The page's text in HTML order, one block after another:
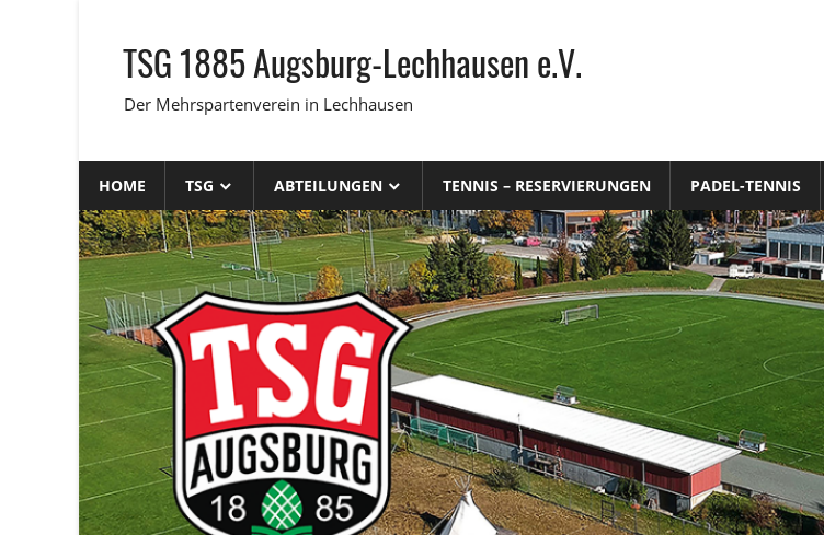
springenTSG 1885 Augsburg-Lechhausen e.V.
Der Mehrspartenverein in Lechhausen
HOME TSG ABTEILUNGEN TENNIS – RESERVIERUNGEN PADEL-TENNIS